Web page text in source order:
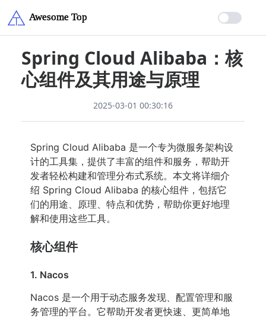
Spring Cloud Alibaba：核
心组件及其用途与原理
2025-03-01 00:30:16
Spring Cloud Alibaba 是一个专为微服务架构设
计的工具集，提供了丰富的组件和服务，帮助开
发者轻松构建和管理分布式系统。本文将详细介
绍 Spring Cloud Alibaba 的核心组件，包括它
们的用途、原理、特点和优势，帮助你更好地理
解和使用这些工具。
核心组件
1. Nacos
Nacos 是一个用于动态服务发现、配置管理和服
务管理的平台。它帮助开发者更快速、更简单地